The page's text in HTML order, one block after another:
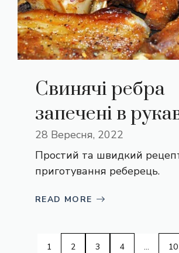
Свинячі ребра
запечені в
28 Вересня, 2022
Простий та швидкий
приготування реберець.
READ MORE
1 2 3 4 … 10